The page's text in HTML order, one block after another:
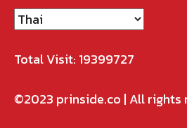
Total Visit: 19399727
©2023 prinside.co | All rights